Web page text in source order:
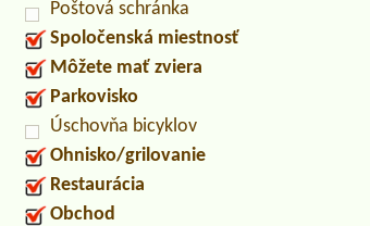
Poštová schránka
Spoločenská miestnosť
Môžete mať zviera
Parkovisko
Úschovňa bicyklov
Ohnisko/grilovanie
Restaurácia
Obchod